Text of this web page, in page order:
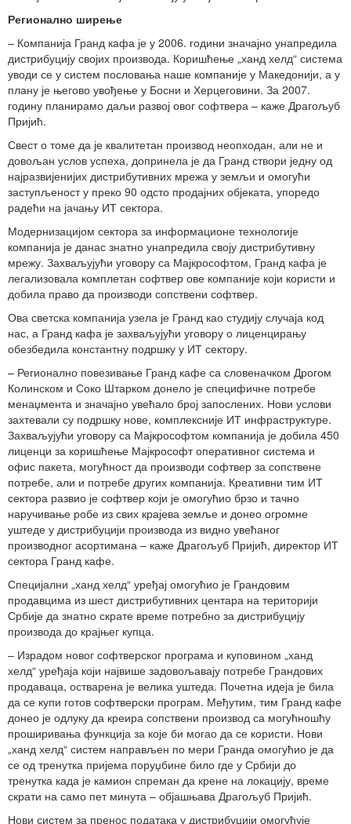
Регионално ширење
– Компанија Гранд кафа је у 2006. години значајно унапредила
дистрибуцију својих производа. Коришћење „ханд хелд“ система
уводи се у систем пословања наше компаније у Македонији, а у
плану је његово увођење у Босни и Херцеговини. За 2007.
годину планирамо даљи развој овог софтвера – каже Драгољуб
Пријић.
Свест о томе да је квалитетан производ неопходан, али не и
довољан услов успеха, допринела је да Гранд створи једну од
најразвијенијих дистрибутивних мрежа у земљи и омогући
заступљеност у преко 90 одсто продајних објеката, упоредо
радећи на јачању ИТ сектора.
Модернизацијом сектора за информационе технологије
компанија је данас знатно унапредила своју дистрибутивну
мрежу. Захваљујући уговору са Мајкрософтом, Гранд кафа је
легализовала комплетан софтвер ове компаније који користи и
добила право да производи сопствени софтвер.
Ова светска компанија узела је Гранд као студију случаја код
нас, а Гранд кафа је захваљујући уговору о лиценцирању
обезбедила константну подршку у ИТ сектору.
– Регионално повезивање Гранд кафе са словеначком Дрогом
Колинском и Соко Штарком донело је специфичне потребе
менаџмента и значајно увећало број запослених. Нови услови
захтевали су подршку нове, комплексније ИТ инфраструктуре.
Захваљујући уговору са Мајкрософтом компанија је добила 450
лиценци за коришћење Мајкрософт оперативног система и
офис пакета, могућност да производи софтвер за сопствене
потребе, али и потребе других компанија. Креативни тим ИТ
сектора развио је софтвер који је омогућио брзо и тачно
наручивање робе из свих крајева земље и донео огромне
уштеде у дистрибуцији производа из видно увећаног
производног асортимана – каже Драгољуб Пријић, директор ИТ
сектора Гранд кафе.
Специјални „ханд хелд“ уређај омогућио је Грандовим
продавцима из шест дистрибутивних центара на територији
Србије да знатно скрате време потребно за дистрибуцију
производа до крајњег купца.
– Израдом новог софтверског програма и куповином „ханд
хелд“ уређаја који највише задовољавају потребе Грандових
продаваца, остварена је велика уштеда. Почетна идеја је била
да се купи готов софтверски програм. Међутим, тим Гранд кафе
донео је одлуку да креира сопствени производ са могућношћу
проширивања функција за које би могао да се користи. Нови
„ханд хелд“ систем направљен по мери Гранда омогућио је да
се од тренутка пријема поруџбине било где у Србији до
тренутка када је камион спреман да крене на локацију, време
скрати на само пет минута – објашњава Драгољуб Пријић.
Нови систем за пренос података у дистрибуцији омогућује